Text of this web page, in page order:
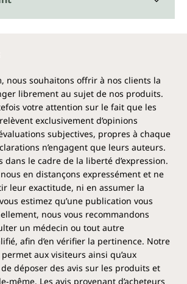
nous souhaitons offrir à nos clients la
librement au sujet de nos produits.
votre attention sur le fait que les
exclusivement d’opinions
subjectives, propres à chaque
n’engagent que leurs auteurs.
dans le cadre de la liberté d’expression.
en distançons expressément et ne
leur exactitude, ni en assumer la
estimez qu’une publication vous
nous vous recommandons
un médecin ou tout autre
afin d’en vérifier la pertinence. Notre
aux visiteurs ainsi qu’aux
déposer des avis sur les produits et
même. Les avis provenant d’acheteurs